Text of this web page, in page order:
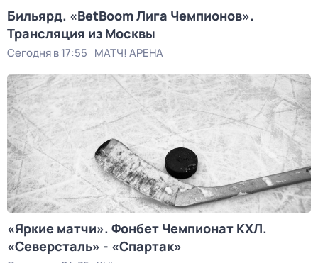
Бильярд. «BetBoom Лига Чемпионов».
Трансляция из Москвы
Сегодня в 17:55 МАТЧ! АРЕНА
«Яркие матчи». Фонбет Чемпионат КХЛ.
«Северсталь» - «Спартак»